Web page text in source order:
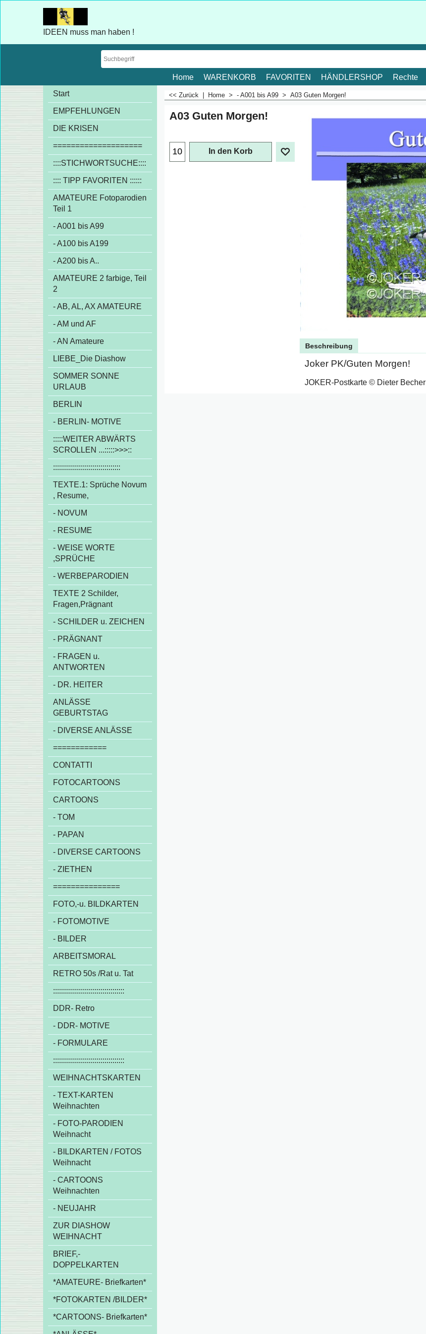
IDEEN muss man haben !
Home WARENKORB FAVORITEN HÄNDLERSHOP Rechte
Start
EMPFEHLUNGEN
DIE KRISEN
====================
::::STICHWORTSUCHE::::
:::: TIPP FAVORITEN ::::::
AMATEURE Fotoparodien
Teil 1
- A001 bis A99
- A100 bis A199
- A200 bis A..
AMATEURE 2 farbige, Teil
2
- AB, AL, AX AMATEURE
- AM und AF
- AN Amateure
LIEBE_Die Diashow
SOMMER SONNE
URLAUB
BERLIN
- BERLIN- MOTIVE
:::::WEITER ABWÄRTS
SCROLLEN ...:::::>>>::
::::::::::::::::::::::::::::::::::
TEXTE.1: Sprüche Novum
, Resume,
- NOVUM
- RESUME
- WEISE WORTE
,SPRÜCHE
- WERBEPARODIEN
TEXTE 2 Schilder,
Fragen,Prägnant
- SCHILDER u. ZEICHEN
- PRÄGNANT
- FRAGEN u.
ANTWORTEN
- DR. HEITER
ANLÄSSE
GEBURTSTAG
- DIVERSE ANLÄSSE
============
CONTATTI
FOTOCARTOONS
CARTOONS
- TOM
- PAPAN
- DIVERSE CARTOONS
- ZIETHEN
===============
FOTO,-u. BILDKARTEN
- FOTOMOTIVE
- BILDER
ARBEITSMORAL
RETRO 50s /Rat u. Tat
::::::::::::::::::::::::::::::::::::
DDR- Retro
- DDR- MOTIVE
- FORMULARE
::::::::::::::::::::::::::::::::::::
WEIHNACHTSKARTEN
- TEXT-KARTEN
Weihnachten
- FOTO-PARODIEN
Weihnacht
- BILDKARTEN / FOTOS
Weihnacht
- CARTOONS
Weihnachten
- NEUJAHR
ZUR DIASHOW
WEIHNACHT
BRIEF,-
DOPPELKARTEN
*AMATEURE- Briefkarten*
*FOTOKARTEN /BILDER*
*CARTOONS- Briefkarten*
<< Zurück Home > - A001 bis A99 > A03 Guten Morgen!
A03 Guten Morgen!
Beschreibung
Joker PK/Guten Morgen!
JOKER-Postkarte © Dieter Becher